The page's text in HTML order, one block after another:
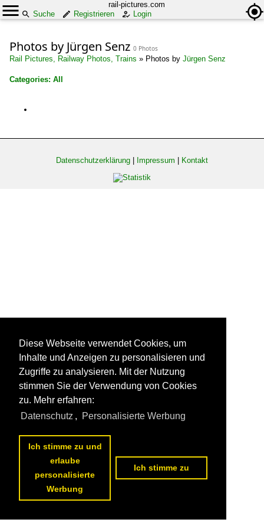
rail-pictures.com
Suche
Registrieren Login
Photos by Jürgen Senz 0 Photos
Rail Pictures, Railway Photos, Trains » Photos by Jürgen Senz
Categories: All
All categories
Datenschutzerklärung Impressum Kontakt
Diese Webseite verwendet Cookies, um
Inhalte und Anzeigen zu personalisieren und
Zugriffe zu analysieren. Mit der Nutzung
stimmen Sie der Verwendung von Cookies
zu. Mehr erfahren:
Datenschutz , Personalisierte Werbung
Ich stimme zu und
erlaube
personalisierte
Werbung
Ich stimme zu